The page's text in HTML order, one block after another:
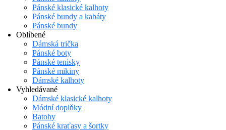
Pánské klasické kalhoty
Pánské bundy a kabáty
Pánské bundy
Oblíbené
Dámská trička
Pánské boty
Pánské tenisky
Pánské mikiny
Dámské kalhoty
Vyhledávané
Dámské klasické kalhoty
Módní doplňky
Batohy
Pánské kraťasy a šortky